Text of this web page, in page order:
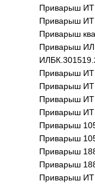
Приварыш
Приварыш
Приварыш
Приварыш
Приварыш
Приварыш
Приварыш
Приварыш
Приварыш
Приварыш
Приварыш
Приварыш
Приварыш